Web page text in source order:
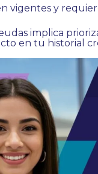
vigentes y
implica
en tu historial